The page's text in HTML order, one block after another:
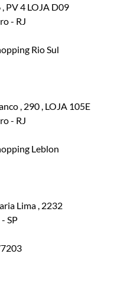
, PV 4 LOJA D09
- RJ
Rio Sul
, 290 , LOJA 105E
- RJ
Leblon
Lima , 2232
- SP